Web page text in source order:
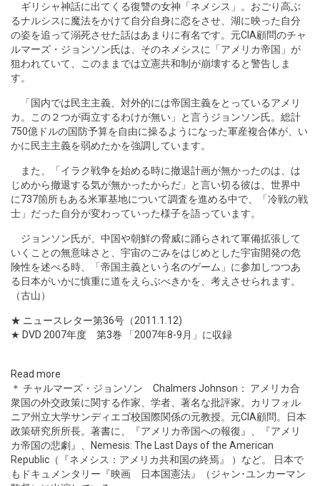
ギリシャ神話に出てくる復讐の女神「ネメシス」。おごり高ぶ
るナルシスに魔法をかけて自分自身に恋をさせ、湖に映った自分
の姿を追って溺死させた話はあまりに有名です。元CIA顧問のチャ
ルマーズ・ジョンソン氏は、そのネメシスに「アメリカ帝国」が
狙われていて、このままでは立憲共和制が崩壊すると警告しま
す。
「国内では民主主義、対外的には帝国主義をとっているアメリ
カ。この２つが両立するわけが無い」と言うジョンソン氏。総計
750億ドルの国防予算を自由に操るようになった軍産複合体が、い
かに民主主義を弱めたかを強調しています。
また、「イラク戦争を始める時に撤退計画が無かったのは、は
じめから撤退する気が無かったからだ」と言い切る彼は、世界中
に737箇所もある米軍基地について調査を進める中で、「冷戦の戦
士」だった自分が変わっていった様子を語っています。
ジョンソン氏が、中国や朝鮮の脅威に踊らされて軍備拡張して
いくことの無意味さと、宇宙のごみをはじめとした宇宙開発の危
険性を述べる時、「帝国主義という名のゲーム」に参加しつつあ
る日本がいかに慎重に道をえらぶべきかを、考えさせられます。
（古山）
★ ニュースレター第36号 （2011.1.12)
★ DVD 2007年度 第3巻
「2007年8-9月」に収録
Read more
＊ チャルマーズ・ジョンソン Chalmers Johnson： アメリカ合
衆国の外交政策に関する作家、学者、著名な批評家。カリフォル
ニア州立大学サンディエゴ校国際関係の元教授。元CIA顧問。日本
政策研究所所長。著書に、『アメリカ帝国への報復』、『アメリ
カ帝国の悲劇』、Nemesis: The Last Days of the American
Republic（『ネメシス：アメリカ共和国の終焉』 ）など。 日本で
もドキュメンタリー『映画 日本国憲法』（ジャン･ユンカーマン